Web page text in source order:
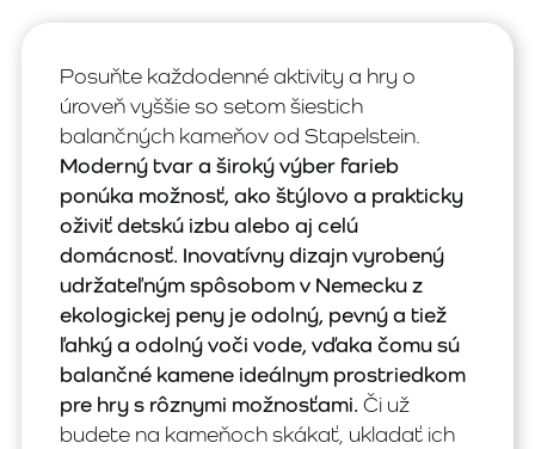
Posuňte každodenné aktivity a hry o
úroveň vyššie so setom šiestich
balančných kameňov od Stapelstein.
Moderný tvar a široký výber farieb
ponúka možnosť, ako štýlovo a prakticky
oživiť detskú izbu alebo aj celú
domácnosť. Inovatívny dizajn vyrobený
udržateľným spôsobom v Nemecku z
ekologickej peny je odolný, pevný a tiež
ľahký a odolný voči vode, vďaka čomu sú
balančné kamene ideálnym prostriedkom
pre hry s rôznymi možnosťami. Či už
budete na kameňoch skákať, ukladať ich